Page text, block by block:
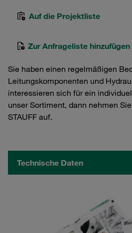
Auf die Projektliste
Zur Anfrageliste hinzufügen
Sie haben einen regelmäßigen
Leitungskomponenten und
interessieren sich für ein
unser Sortiment, dann nehmen
STAUFF auf.
Technische Daten